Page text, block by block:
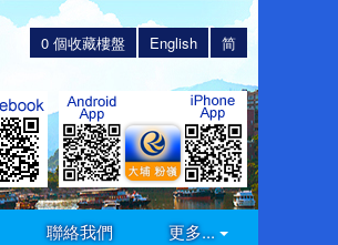
简
English
0 個收藏樓盤
聯絡我們 更多...